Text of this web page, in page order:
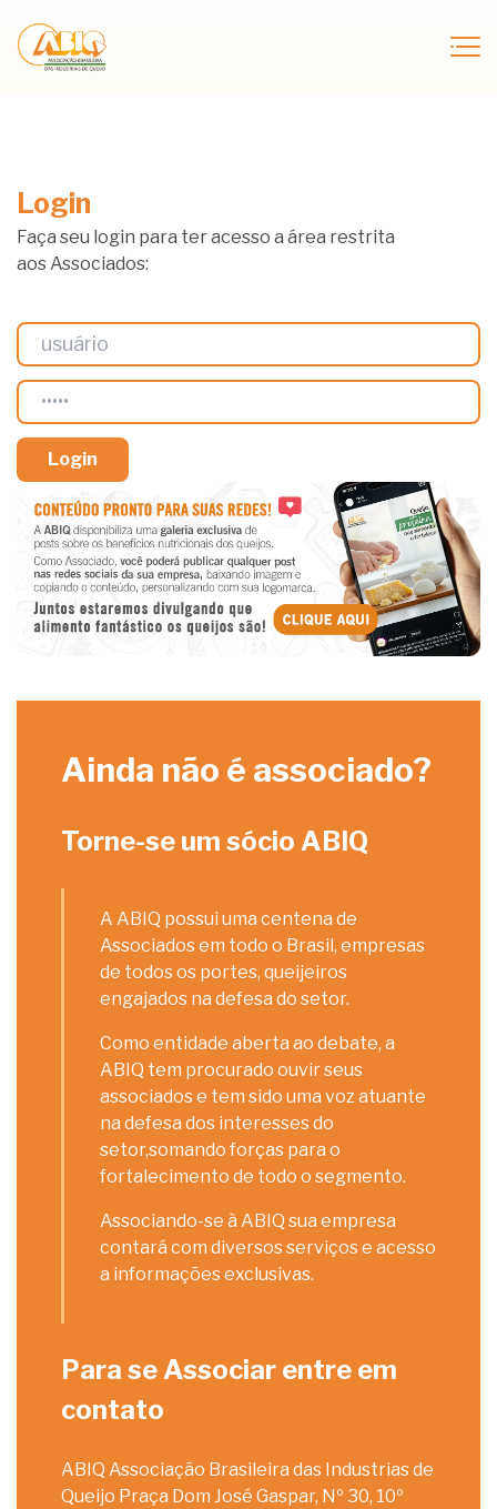
Login
Faça seu login para ter acesso a área restrita
aos Associados:
Ainda não é associado?
Torne-se um sócio ABIQ
A ABIQ possui uma centena de
Associados em todo o Brasil, empresas
de todos os portes, queijeiros
engajados na defesa do setor.
Como entidade aberta ao debate, a
ABIQ tem procurado ouvir seus
associados e tem sido uma voz atuante
na defesa dos interesses do
setor,somando forças para o
fortalecimento de todo o segmento.
Associando-se à ABIQ sua empresa
contará com diversos serviços e acesso
a informações exclusivas.
Para se Associar entre em
contato
ABIQ Associação Brasileira das Industrias de
Queijo Praça Dom José Gaspar, Nº 30, 10º